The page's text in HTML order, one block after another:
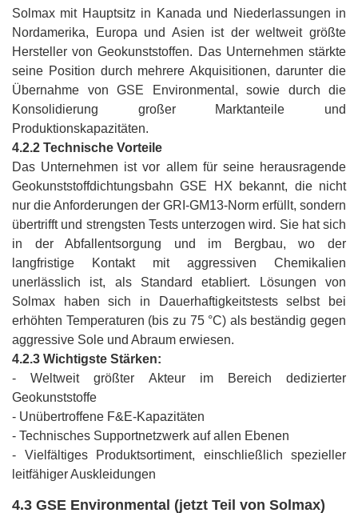
Solmax mit Hauptsitz in Kanada und Niederlassungen in
Nordamerika, Europa und Asien ist der weltweit größte
Hersteller von Geokunststoffen. Das Unternehmen stärkte
seine Position durch mehrere Akquisitionen, darunter die
Übernahme von GSE Environmental, sowie durch die
Konsolidierung großer Marktanteile und
Produktionskapazitäten.
4.2.2 Technische Vorteile
Das Unternehmen ist vor allem für seine herausragende
Geokunststoffdichtungsbahn GSE HX bekannt, die nicht
nur die Anforderungen der GRI-GM13-Norm erfüllt, sondern
übertrifft und strengsten Tests unterzogen wird. Sie hat sich
in der Abfallentsorgung und im Bergbau, wo der
langfristige Kontakt mit aggressiven Chemikalien
unerlässlich ist, als Standard etabliert. Lösungen von
Solmax haben sich in Dauerhaftigkeitstests selbst bei
erhöhten Temperaturen (bis zu 75 °C) als beständig gegen
aggressive Sole und Abraum erwiesen.
4.2.3 Wichtigste Stärken:
- Weltweit größter Akteur im Bereich dedizierter
Geokunststoffe
- Unübertroffene F&E-Kapazitäten
- Technisches Supportnetzwerk auf allen Ebenen
- Vielfältiges Produktsortiment, einschließlich spezieller
leitfähiger Auskleidungen
4.3 GSE Environmental (jetzt Teil von Solmax)